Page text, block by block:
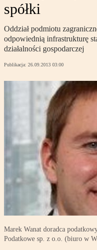
spółki
Oddział podmiotu
odpowiednią infrastrukturę
działalności gospodarczej
Publikacja: 26.09.2013 03:00
Marek Wanat doradca
Podatkowe sp. z o.o. (biuro w